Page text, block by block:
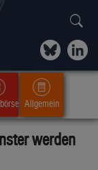
Allgemein
werden